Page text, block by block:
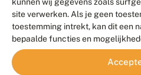
site verwerken. Als je geen
toestemming intrekt, kan dit een
bepaalde functies en
Contact
Veelgestelde vragen
Duurzaam ontwikkeld door
Blue Field